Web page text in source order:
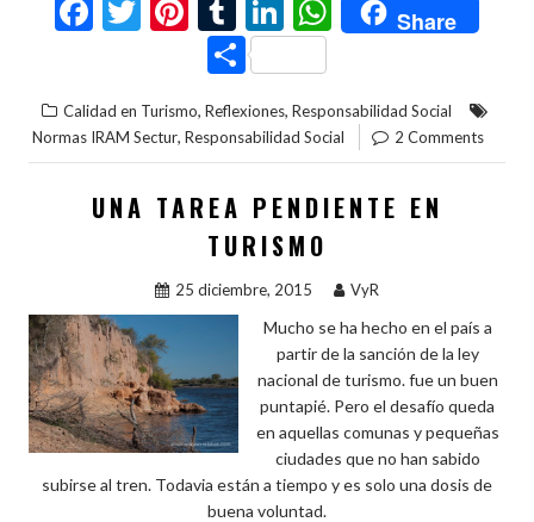
F
b
o
o
T
er
Pi
nt
er
es
t
T
u
m
bl
r
Li
n
ke
dI
n
W
h
s
A
p
Share
C
m
p
ar
ti
r
Calidad en Turismo, Reflexiones, Responsabilidad Social
Normas IRAM Sectur, Responsabilidad Social 2 Comments
UNA TAREA PENDIENTE EN
TURISMO
25 diciembre, 2015 VyR
Mucho se ha hecho en el país a
partir de la sanción de la ley
nacional de turismo. fue un buen
puntapié. Pero el desafío queda
en aquellas comunas y pequeñas
ciudades que no han sabido
subirse al tren. Todavia están a tiempo y es solo una dosis de
buena voluntad.